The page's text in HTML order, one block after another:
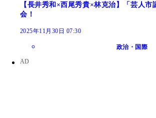
【長井秀和×西尾秀貴×林克治】「芸人市
会！
2025年11月30日 07:30
政治・国際